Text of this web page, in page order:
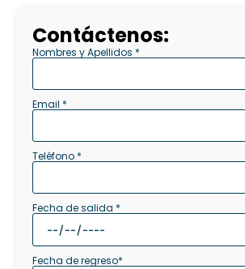
Contáctenos:
Nombres y Apellidos *
Email *
Teléfono *
Fecha de salida *
Fecha de regreso*